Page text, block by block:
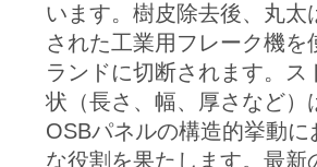
います。樹皮除去後、丸太
された工業用フレーク機を
ランドに切断されます。ス
状（長さ、幅、厚さなど）
OSBパネルの構造的挙動に
な役割を果たします。最新